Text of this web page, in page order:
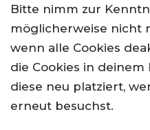
Bitte nimm zur
möglicherweise nicht
wenn alle Cookies
die Cookies in
diese neu platziert,
erneut besuchst.